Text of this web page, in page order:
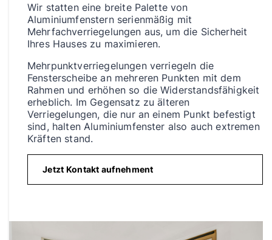
Wir statten eine breite Palette von
Aluminiumfenstern serienmäßig mit
Mehrfachverriegelungen aus, um die Sicherheit
Ihres Hauses zu maximieren.
Mehrpunktverriegelungen verriegeln die
Fensterscheibe an mehreren Punkten mit dem
Rahmen und erhöhen so die Widerstandsfähigkeit
erheblich. Im Gegensatz zu älteren
Verriegelungen, die nur an einem Punkt befestigt
sind, halten Aluminiumfenster also auch extremen
Kräften stand.
Jetzt Kontakt aufnehment